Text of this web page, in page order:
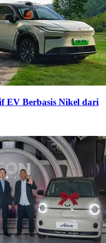
EV Berbasis Nikel dari